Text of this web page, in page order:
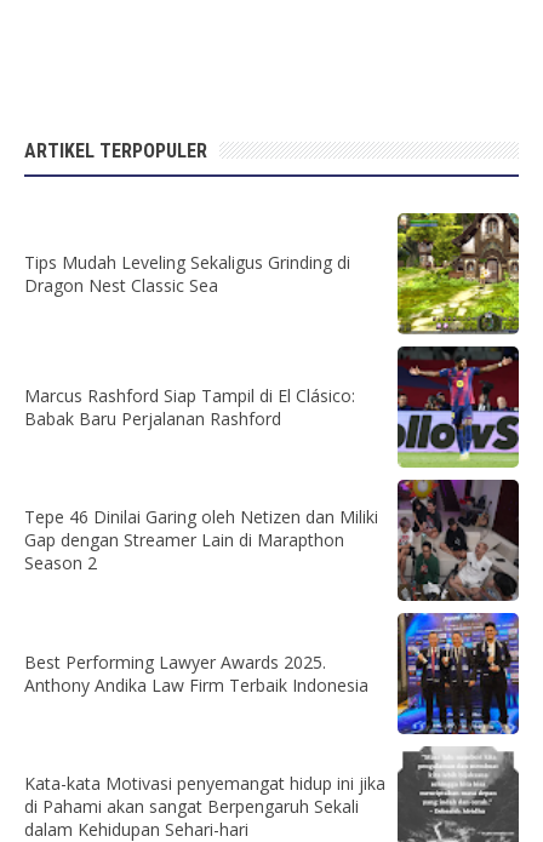
ARTIKEL TERPOPULER
Tips Mudah Leveling Sekaligus Grinding di
Dragon Nest Classic Sea
Marcus Rashford Siap Tampil di El Clásico:
Babak Baru Perjalanan Rashford
Tepe 46 Dinilai Garing oleh Netizen dan Miliki
Gap dengan Streamer Lain di Marapthon
Season 2
Best Performing Lawyer Awards 2025.
Anthony Andika Law Firm Terbaik Indonesia
Kata-kata Motivasi penyemangat hidup ini jika
di Pahami akan sangat Berpengaruh Sekali
dalam Kehidupan Sehari-hari